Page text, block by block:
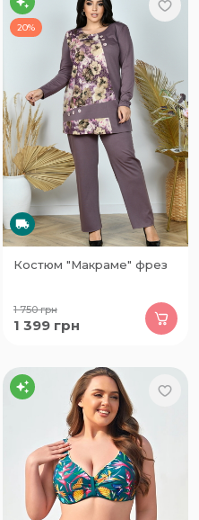
20%
Костюм "Макраме" фрез
1 750грн
1 399 грн